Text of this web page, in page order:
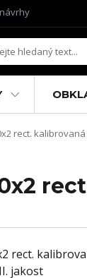
rect.